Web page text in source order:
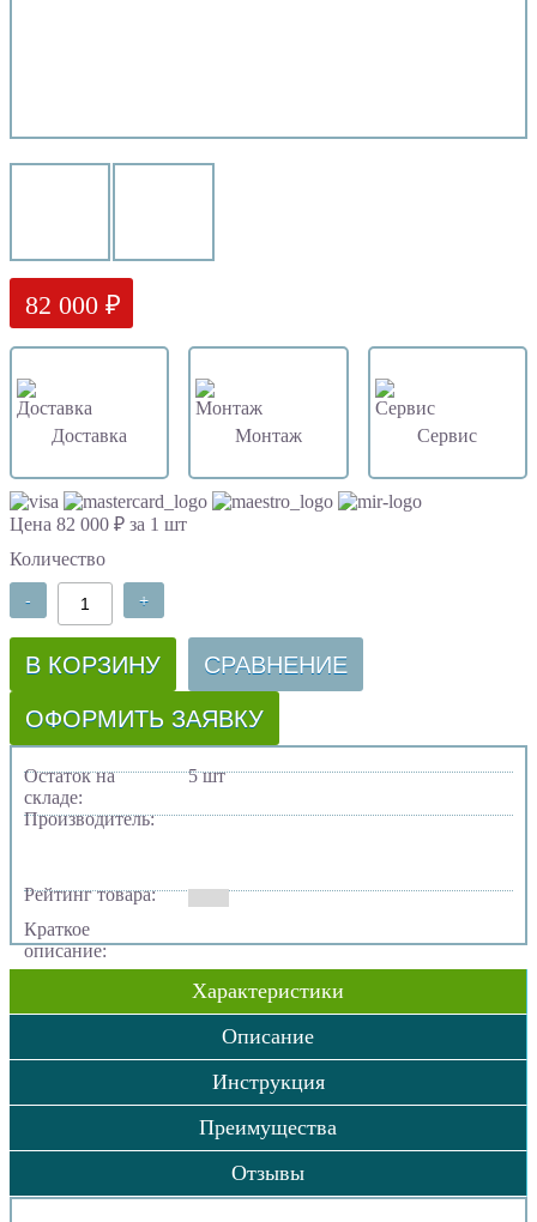
82 000 ₽
Доставка Монтаж Сервис
Цена 82 000 ₽ за 1 шт
Количество
- +
В КОРЗИНУ СРАВНЕНИЕ
ОФОРМИТЬ ЗАЯВКУ
Остаток на
складе:
5 шт
Производитель:
Рейтинг товара:
Краткое
описание:
Характеристики
Описание
Инструкция
Преимущества
Отзывы